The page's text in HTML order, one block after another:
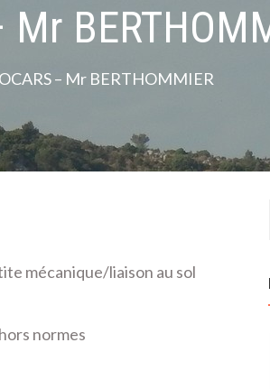
Mr
– Mr BERTHOMMIER
mécanique/liaison au sol
normes